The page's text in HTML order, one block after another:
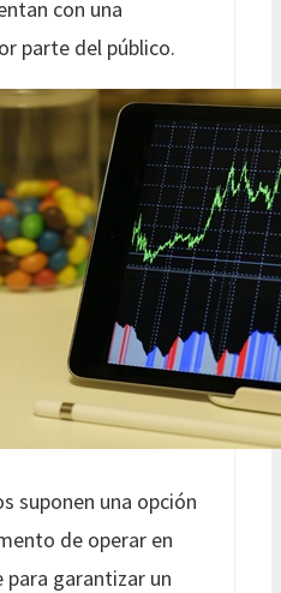
con una
parte del público.
suponen una opción
de operar en
para garantizar un